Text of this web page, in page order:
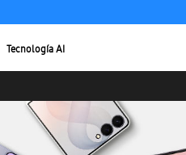
Tecnología AI